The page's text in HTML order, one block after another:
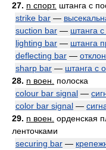
27. n спорт. штанга с
strike bar —
suction bar — штанга
lighting bar — штанга
deflecting bar —
sharp bar — штанга с
28. n воен.
полоска
colour bar signal —
color bar signal —
29. n воен. орденская
ленточками
securing bar —